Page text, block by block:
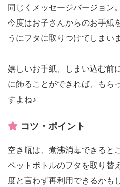
同じくメッセージバージョン。
今度はお子さんからのお手紙
うにフタに取りつけてしまい
嬉しいお手紙、しまい込む前
に飾ることができれば、もら
すよね♪
コツ・ポイント
空き瓶は、煮沸消毒できると
ペットボトルのフタを取り替
度と言わず再利用できるかも